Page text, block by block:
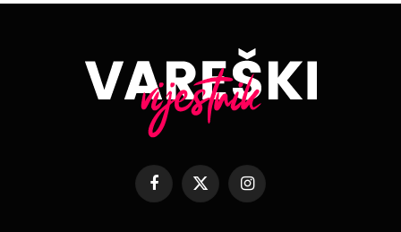
Facebook
X
Instagram